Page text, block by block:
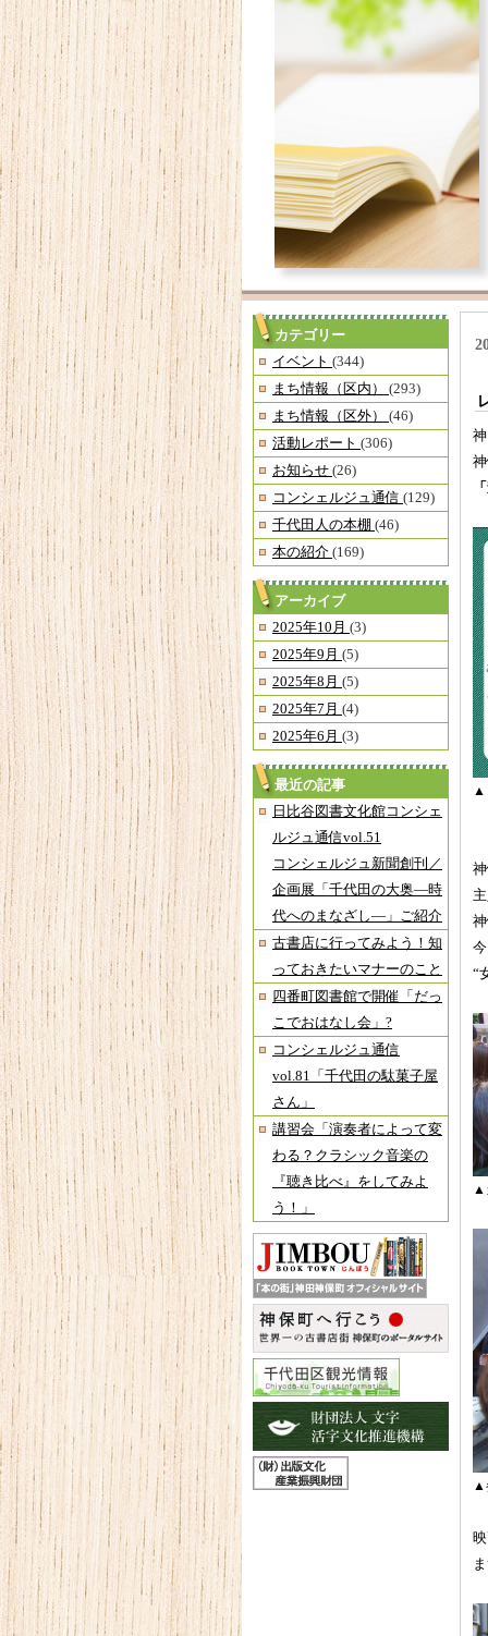
カテゴリー
イベント (344)
まち情報（区内） (293)
まち情報（区外） (46)
活動レポート (306)
お知らせ (26)
コンシェルジュ通信 (129)
千代田人の本棚 (46)
本の紹介 (169)
アーカイブ
2025年10月 (3)
2025年9月 (5)
2025年8月 (5)
2025年7月 (4)
2025年6月 (3)
最近の記事
日比谷図書文化館コンシェ
ルジュ通信vol.51
コンシェルジュ新聞創刊／
企画展「千代田の大奥―時
代へのまなざし―」ご紹介
古書店に行ってみよう！知
っておきたいマナーのこと
四番町図書館で開催「だっ
こでおはなし会」?
コンシェルジュ通信
vol.81「千代田の駄菓子屋
さん」
講習会「演奏者によって変
わる？クラシック音楽の
『聴き比べ』をしてみよ
う！」
▲
“
▲
▲